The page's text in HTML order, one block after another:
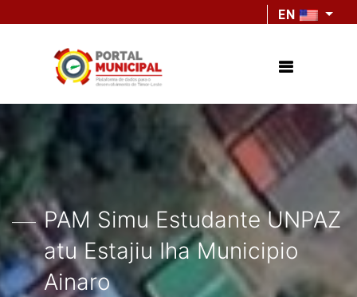
EN
PAM Simu Estudante UNPAZ
atu Estajiu Iha Municipio
Ainaro